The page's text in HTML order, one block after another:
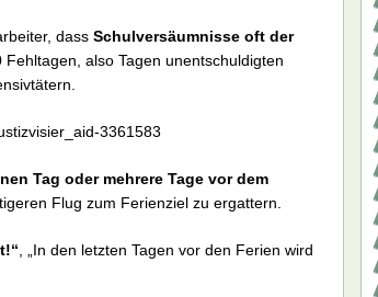
dass Schulversäumnisse oft der
also Tagen unentschuldigten
3361583
Tag oder mehrere Tage vor dem
Flug zum Ferienziel zu ergattern.
, „In den letzten Tagen vor den Ferien wird